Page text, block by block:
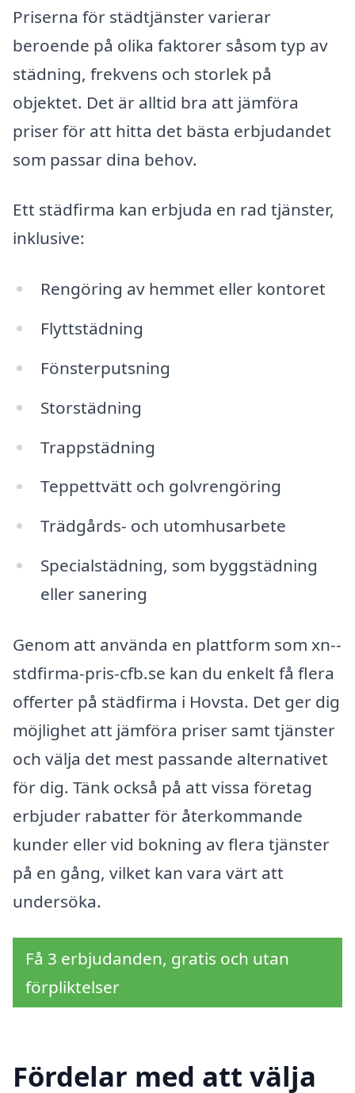
Priserna för städtjänster varierar
beroende på olika faktorer såsom typ av
städning, frekvens och storlek på
objektet. Det är alltid bra att jämföra
priser för att hitta det bästa erbjudandet
som passar dina behov.
Ett städfirma kan erbjuda en rad tjänster,
inklusive:
Rengöring av hemmet eller kontoret
Flyttstädning
Fönsterputsning
Storstädning
Trappstädning
Teppettvätt och golvrengöring
Trädgårds- och utomhusarbete
Specialstädning, som byggstädning
eller sanering
Genom att använda en plattform som xn--
stdfirma-pris-cfb.se kan du enkelt få flera
offerter på städfirma i Hovsta. Det ger dig
möjlighet att jämföra priser samt tjänster
och välja det mest passande alternativet
för dig. Tänk också på att vissa företag
erbjuder rabatter för återkommande
kunder eller vid bokning av flera tjänster
på en gång, vilket kan vara värt att
undersöka.
Få 3 erbjudanden, gratis och utan
förpliktelser
Fördelar med att välja